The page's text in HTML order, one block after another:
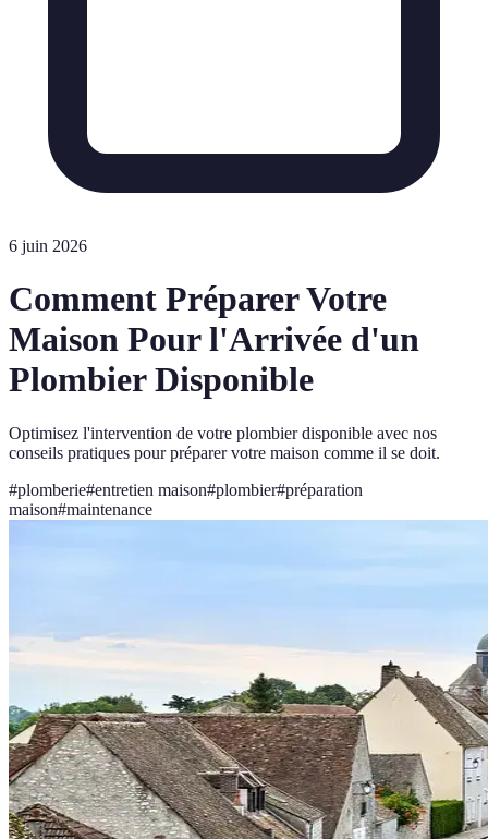
6 juin 2026
Comment Préparer Votre
Maison Pour l'Arrivée d'un
Plombier Disponible
Optimisez l'intervention de votre plombier disponible avec nos
conseils pratiques pour préparer votre maison comme il se doit.
#plomberie#entretien maison#plombier#préparation
maison#maintenance